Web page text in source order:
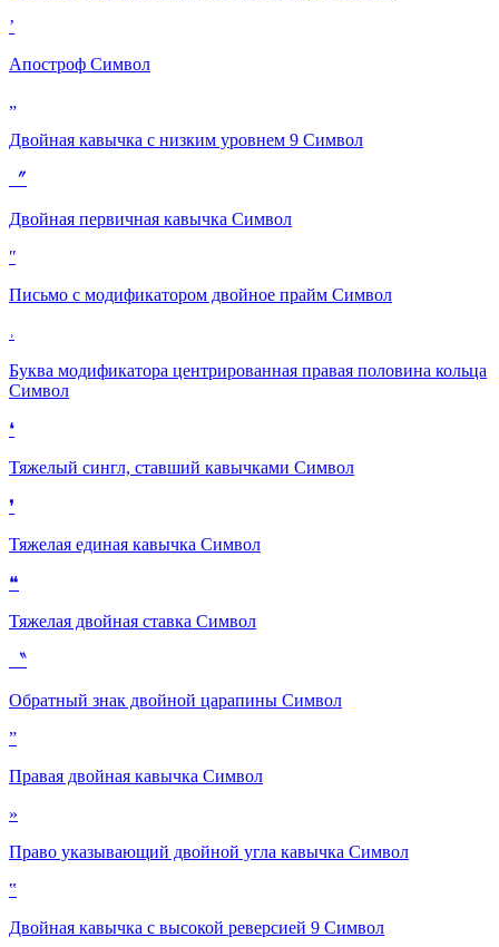
ʼ
Апостроф Символ
„
Двойная кавычка с низким уровнем 9 Символ
〞
Двойная первичная кавычка Символ
ʺ
Письмо с модификатором двойное прайм Символ
˒
Буква модификатора центрированная правая половина кольца
Символ
❛
Тяжелый сингл, ставший кавычками Символ
❜
Тяжелая единая кавычка Символ
❝
Тяжелая двойная ставка Символ
〝
Обратный знак двойной царапины Символ
”
Правая двойная кавычка Символ
»
Право указывающий двойной угла кавычка Символ
‟
Двойная кавычка с высокой реверсией 9 Символ